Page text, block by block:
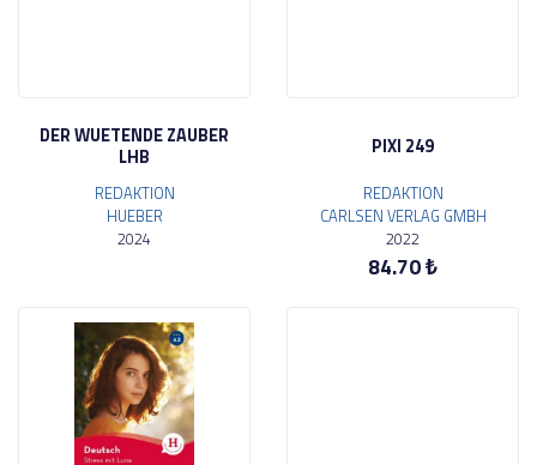
DER WUETENDE ZAUBER
LHB
REDAKTION
HUEBER
2024
PIXI 249
REDAKTION
CARLSEN VERLAG GMBH
2022
84.70 ₺